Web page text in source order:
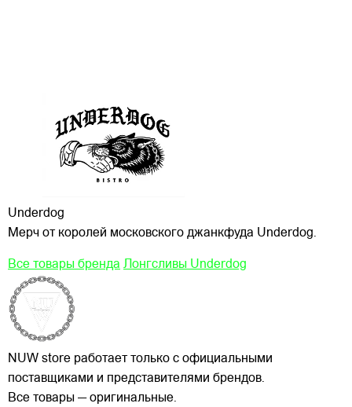
Underdog
Мерч от королей московского джанкфуда Underdog.
Все товары бренда Лонгсливы Underdog
NUW store работает только с официальными
поставщиками и представителями брендов.
Все товары — оригинальные.